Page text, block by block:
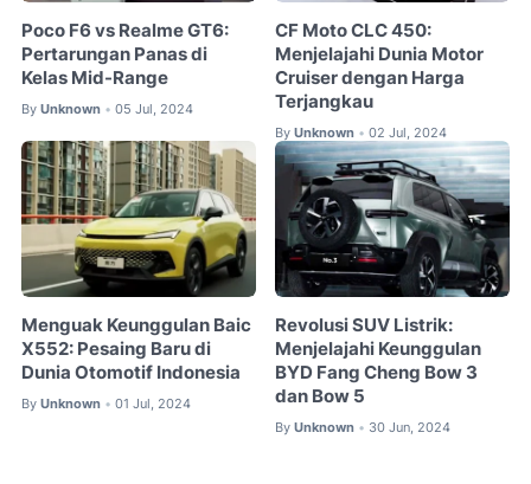
Poco F6 vs Realme GT6:
Pertarungan Panas di
Kelas Mid-Range
By Unknown • 05 Jul, 2024
CF Moto CLC 450:
Menjelajahi Dunia Motor
Cruiser dengan Harga
Terjangkau
By Unknown • 02 Jul, 2024
Menguak Keunggulan Baic
X552: Pesaing Baru di
Dunia Otomotif Indonesia
By Unknown • 01 Jul, 2024
Revolusi SUV Listrik:
Menjelajahi Keunggulan
BYD Fang Cheng Bow 3
dan Bow 5
By Unknown • 30 Jun, 2024